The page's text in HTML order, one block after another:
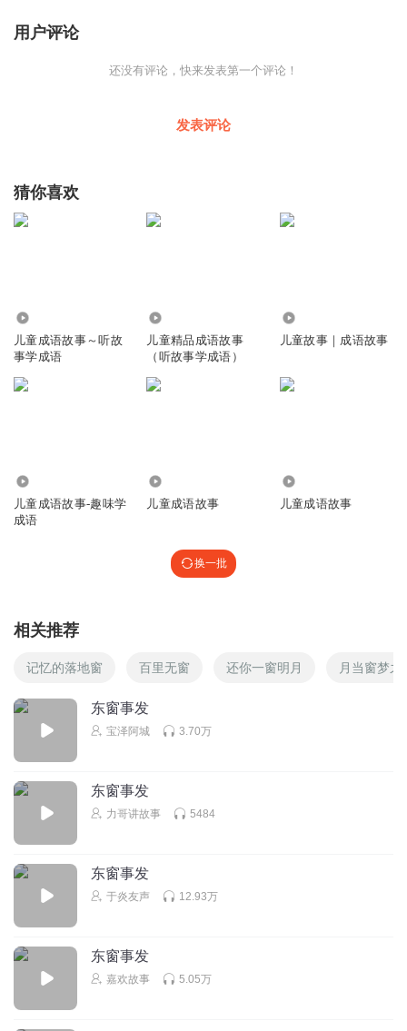
用户评论
还没有评论，快来发表第一个评论！
发表评论
猜你喜欢
儿童成语故事～听故
事学成语
儿童精品成语故事
（听故事学成语）
儿童故事｜成语故事
儿童成语故事-趣味学
成语
儿童成语故事 儿童成语故事
换一批
相关推荐
记忆的落地窗 百里无窗 还你一窗明月 月当窗梦之
东窗事发
宝泽阿城 3.70万
东窗事发
力哥讲故事 5484
东窗事发
于炎友声 12.93万
东窗事发
嘉欢故事 5.05万